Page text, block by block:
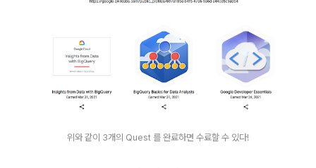
위와 같이 3개의 Quest 를 완료하면 수료할 수 있다!